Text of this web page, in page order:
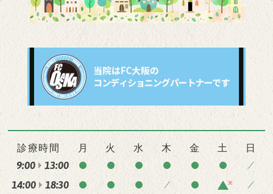
診療時間 月 火 水 木 金 土 日
9:00
13:00
14:00
18:30 ※